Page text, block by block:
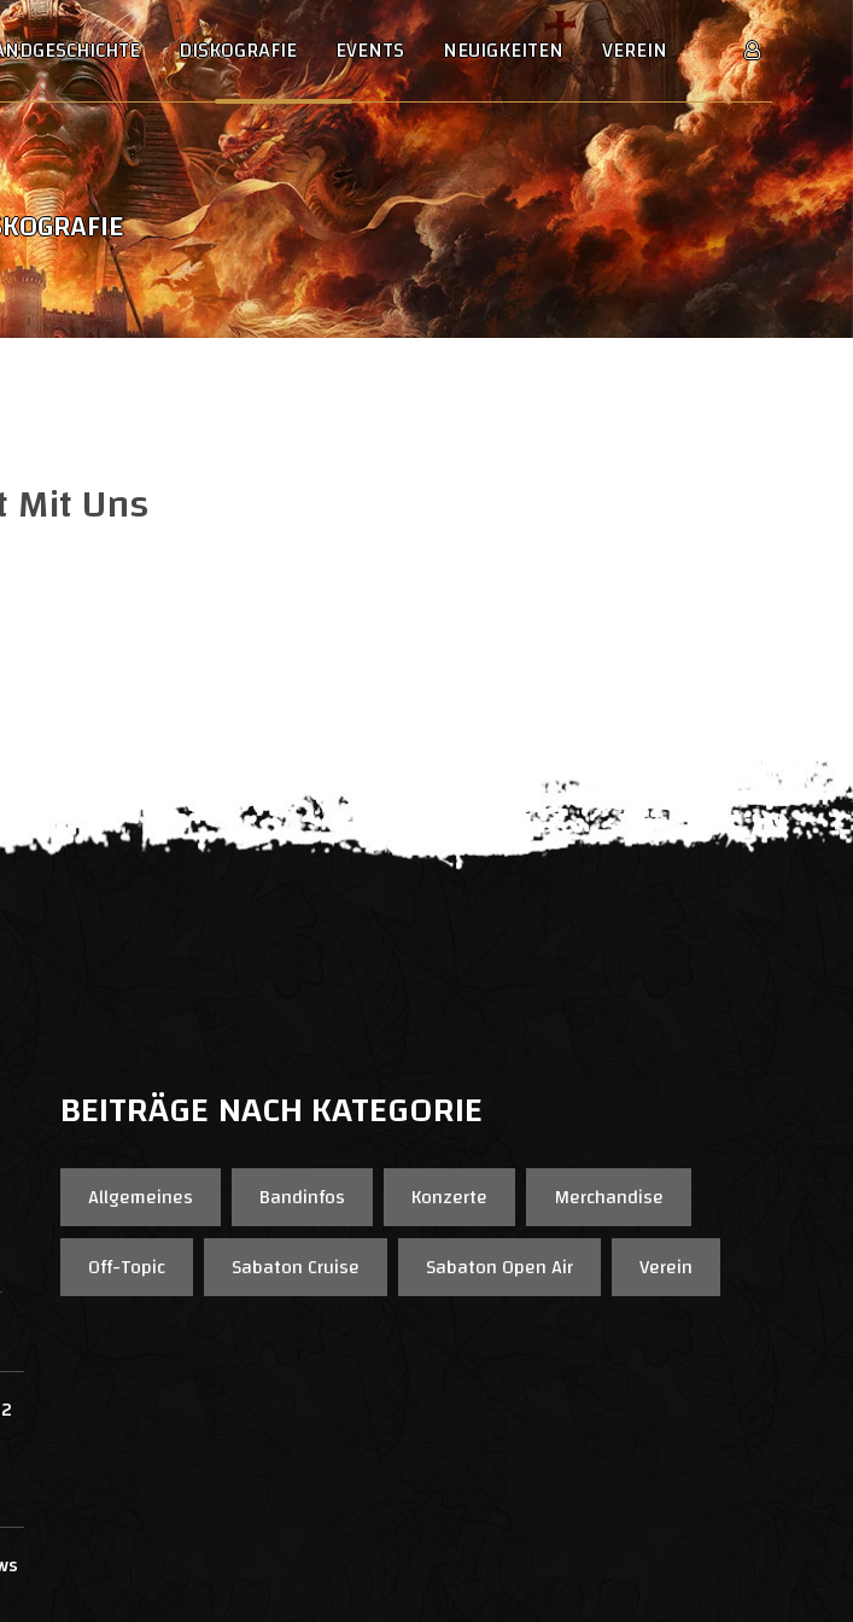
DISKOGRAFIE EVENTS NEUIGKEITEN VEREIN
Mit Uns
BEITRÄGE NACH KATEGORIE
Allgemeines Bandinfos Konzerte
Merchandise
Off-Topic
Sabaton Cruise Sabaton Open Air Verein